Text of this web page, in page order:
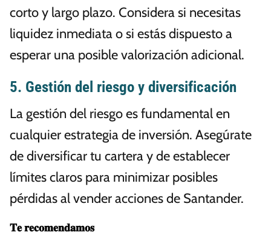
corto y largo plazo. Considera si necesitas
liquidez inmediata o si estás dispuesto a
esperar una posible valorización adicional.
5. Gestión del riesgo y diversificación
La gestión del riesgo es fundamental en
cualquier estrategia de inversión. Asegúrate
de diversificar tu cartera y de establecer
límites claros para minimizar posibles
pérdidas al vender acciones de Santander.
𝐓𝐞 𝐫𝐞𝐜𝐨𝐦𝐞𝐧𝐝𝐚𝐦𝐨𝐬